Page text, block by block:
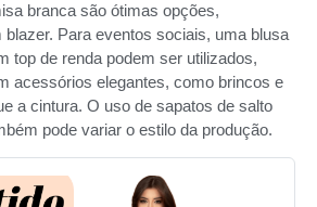
branca são ótimas opções,
Para eventos sociais, uma blusa
top de renda podem ser utilizados,
acessórios elegantes, como brincos e
a cintura. O uso de sapatos de salto
pode variar o estilo da produção.